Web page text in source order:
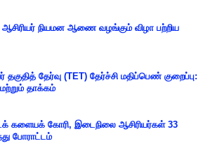
ஆசிரியர் நியமன ஆணை வழங்கும் விழா பற்றிய
தகுதித் தேர்வு (TET) தேர்ச்சி மதிப்பெண் குறைப்பு:
தாக்கம்
களையக் கோரி, இடைநிலை ஆசிரியர்கள் 33
போராட்டம்